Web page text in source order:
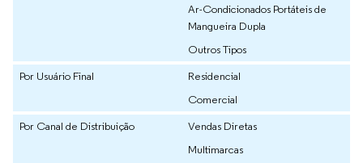
Ar-Condicionados Portáteis de
Mangueira Dupla
Outros Tipos
Por Usuário Final
Residencial
Comercial
Por Canal de Distribuição
Vendas Diretas
Multimarcas